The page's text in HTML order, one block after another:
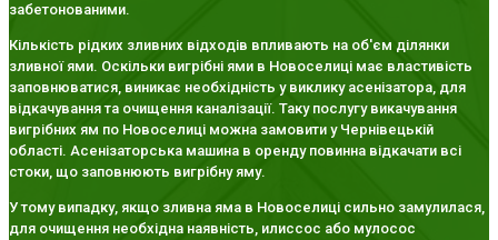
забетонованими.
Кількість рідких зливних відходів впливають на об'єм ділянки
зливної ями. Оскільки вигрібні ями в Новоселиці має властивість
заповнюватися, виникає необхідність у виклику асенізатора, для
відкачування та очищення каналізації. Таку послугу викачування
вигрібних ям по Новоселиці можна замовити у Чернівецькій
області. Асенізаторська машина в оренду повинна відкачати всі
стоки, що заповнюють вигрібну яму.
У тому випадку, якщо зливна яма в Новоселиці сильно замулилася,
для очищення необхідна наявність, илиссос або мулосос